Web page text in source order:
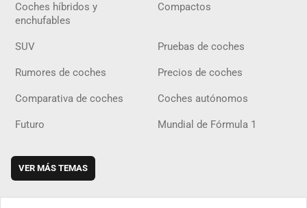
Coches híbridos y
enchufables
Compactos
SUV Pruebas de coches
Rumores de coches Precios de coches
Comparativa de coches Coches autónomos
Futuro Mundial de Fórmula 1
VER MÁS TEMAS